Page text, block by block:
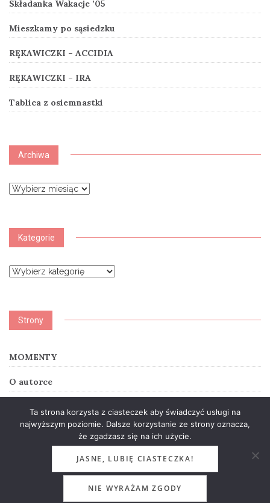
Składanka Wakacje ’05
Mieszkamy po sąsiedzku
RĘKAWICZKI – ACCIDIA
RĘKAWICZKI – IRA
Tablica z osiemnastki
Archiwa
Archiwa
Kategorie
Kategorie
Strony
MOMENTY
O autorce
SUMMER STORY
© 2026 Lidia Gie. All rights reserved.
MOOZ ThemesPowered by
Ta strona korzysta z ciasteczek aby świadczyć usługi na
najwyższym poziomie. Dalsze korzystanie ze strony oznacza,
że zgadzasz się na ich użycie.
JASNE, LUBIĘ CIASTECZKA!
NIE WYRAŻAM ZGODY